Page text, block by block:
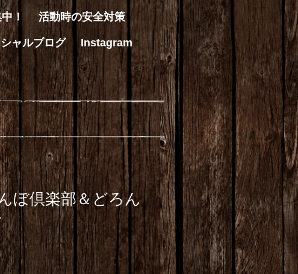
！ 活動時の安全対策
ャルブログ Instagram
ぼ倶楽部＆どろん